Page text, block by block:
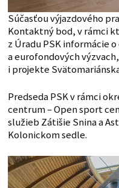
Súčasťou výjazdového
Kontaktný bod, v rámci
z Úradu PSK informácie
a eurofondových
i projekte
Predseda PSK v rámci
centrum – Open sport
služieb Zátišie Snina a
Kolonickom sedle.